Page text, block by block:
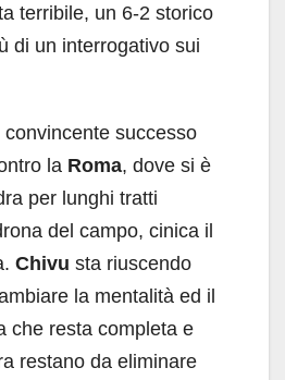
terribile, un 6-2 storico
di un interrogativo sui
convincente successo
la Roma, dove si è
per lunghi tratti
del campo, cinica il
Chivu sta riuscendo
la mentalità ed il
che resta completa e
restano da eliminare